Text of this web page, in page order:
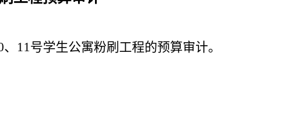
11号学生公寓粉刷工程的预算审计。